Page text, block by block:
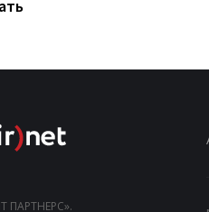
ПАРТНЕРС».